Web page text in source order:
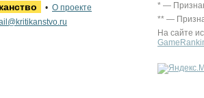
• О проекте
* —
** —
На сайте